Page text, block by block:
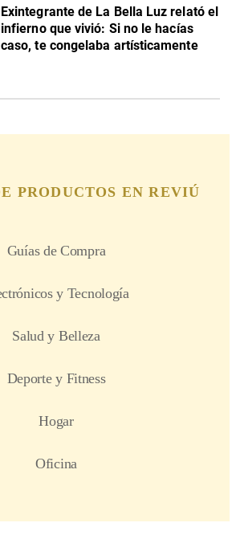
Exintegrante de La Bella Luz relató el
infierno que vivió: Si no le hacías
caso, te congelaba artísticamente